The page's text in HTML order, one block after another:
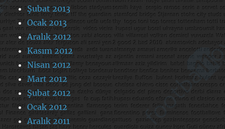
Şubat 2013
Ocak 2013
Aralık 2012
Kasım 2012
Nisan 2012
Mart 2012
Şubat 2012
Ocak 2012
Aralık 2011